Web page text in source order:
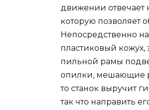
движении отвечает
которую позволяет
Непосредственно
пластиковый
пильной рамы
опилки, мешающие
то станок выручит
так что направить